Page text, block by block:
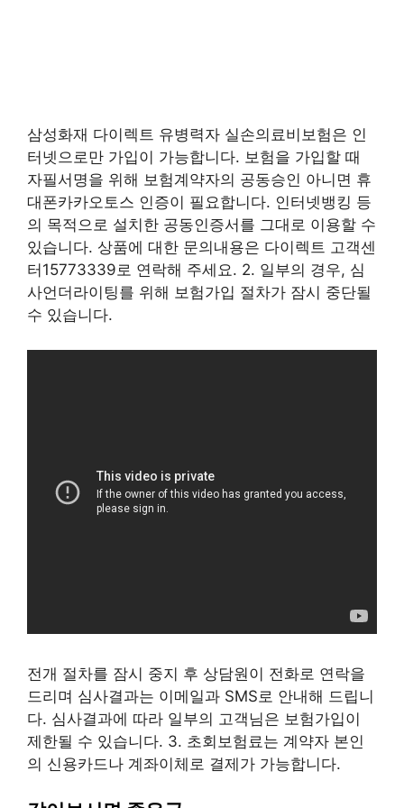
삼성화재 다이렉트 유병력자 실손의료비보험은 인
터넷으로만 가입이 가능합니다. 보험을 가입할 때
자필서명을 위해 보험계약자의 공동승인 아니면 휴
대폰카카오토스 인증이 필요합니다. 인터넷뱅킹 등
의 목적으로 설치한 공동인증서를 그대로 이용할 수
있습니다. 상품에 대한 문의내용은 다이렉트 고객센
터15773339로 연락해 주세요. 2. 일부의 경우, 심
사언더라이팅를 위해 보험가입 절차가 잠시 중단될
수 있습니다.
전개 절차를 잠시 중지 후 상담원이 전화로 연락을
드리며 심사결과는 이메일과 SMS로 안내해 드립니
다. 심사결과에 따라 일부의 고객님은 보험가입이
제한될 수 있습니다. 3. 초회보험료는 계약자 본인
의 신용카드나 계좌이체로 결제가 가능합니다.